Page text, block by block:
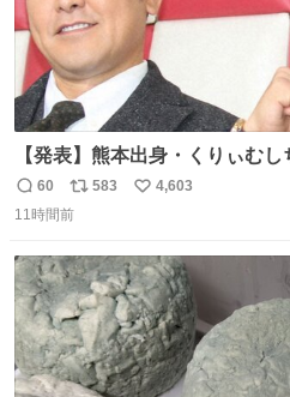
【発表】熊本出身・くりぃむ
災地に義援金寄付
ぃむしちゅーやマツコ、有働由
本地震の被災地支援のため義援
た。
返
信
60
リ
ポ
ト
数
583
い
数
4,603
11時間前